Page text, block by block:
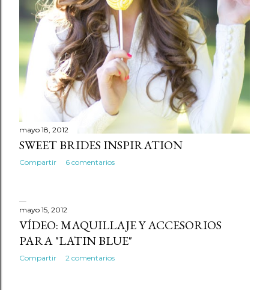
mayo 18, 2012
SWEET BRIDES INSPIRATION
Compartir 6 comentarios
mayo 15, 2012
VÍDEO: MAQUILLAJE Y ACCESORIOS
PARA "LATIN BLUE"
Compartir 2 comentarios